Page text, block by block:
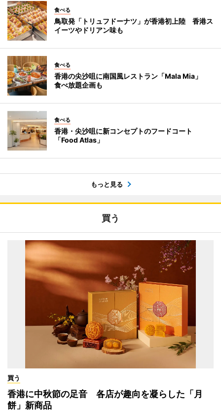
食べる
鳥取発「トリュフドーナツ」が香港初上陸 香港ス
イーツやドリアン味も
食べる
香港の尖沙咀に南国風レストラン「Mala Mia」
食べ放題企画も
食べる
香港・尖沙咀に新コンセプトのフードコート
「Food Atlas」
もっと見る
買う
買う
香港に中秋節の足音 各店が趣向を凝らした「月
餅」新商品